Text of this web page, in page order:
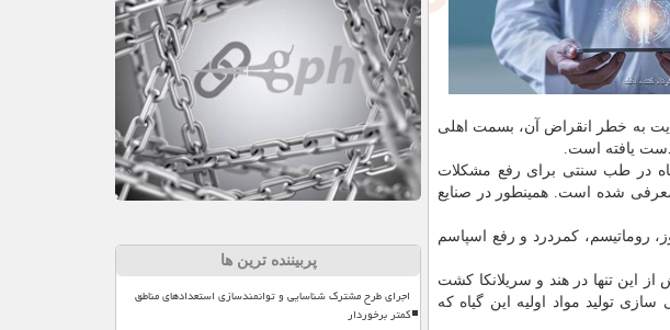
به خطر انقراض آن، بسمت اهلی
یافته است.
در طب سنتی برای رفع مشکلات
معرفی شده است. همینطور در صنایع
روماتیسم، کمردرد و رفع اسپاسم
این تنها در هند و سریلانکا کشت
تولید مواد اولیه این گیاه که
پربیننده ترین ها
اجرای طرح مشترک شناسایی و توانمندسازی استعدادهای مناطق
کمتر برخوردار